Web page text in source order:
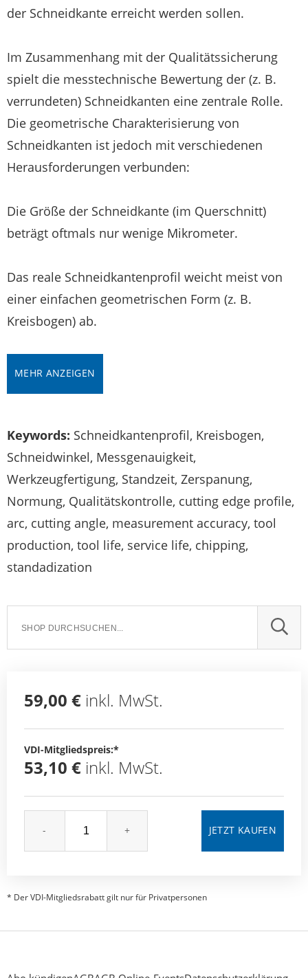
der Schneidkante erreicht werden sollen.
Im Zusammenhang mit der Qualitätssicherung
spielt die messtechnische Bewertung der (z. B.
verrundeten) Schneidkanten eine zentrale Rolle.
Die geometrische Charakterisierung von
Schneidkanten ist jedoch mit verschiedenen
Herausforderungen verbunden:
Die Größe der Schneidkante (im Querschnitt)
beträgt oftmals nur wenige Mikrometer.
Das reale Schneidkantenprofil weicht meist von
einer einfachen geometrischen Form (z. B.
Kreisbogen) ab.
MEHR ANZEIGEN
Keywords: Schneidkantenprofil, Kreisbogen,
Schneidwinkel, Messgenauigkeit,
Werkzeugfertigung, Standzeit, Zerspanung,
Normung, Qualitätskontrolle, cutting edge profile,
arc, cutting angle, measurement accuracy, tool
production, tool life, service life, chipping,
standadization
59,00 € inkl. MwSt.
VDI-Mitgliedspreis:*
53,10 € inkl. MwSt.
- +
* Der VDI-Mitgliedsrabatt gilt nur für Privatpersonen